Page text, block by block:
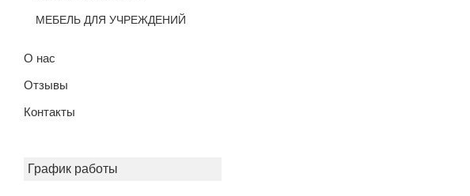
МЕБЕЛЬ ДЛЯ УЧРЕЖДЕНИЙ
О нас
Отзывы
Контакты
График работы